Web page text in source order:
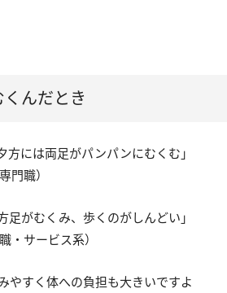
んだとき
方には両足がパンパンにむくむ」
門職）
足がむくみ、歩くのがしんどい」
・サービス系）
やすく体への負担も大きいですよ